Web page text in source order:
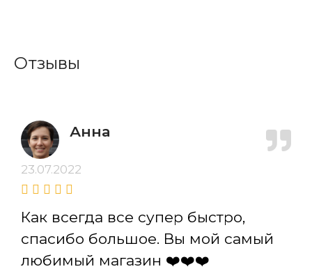
Отзывы
Анна
23.07.2022
Как всегда все супер быстро,
спасибо большое. Вы мой самый
любимый магазин ❤️❤️❤️